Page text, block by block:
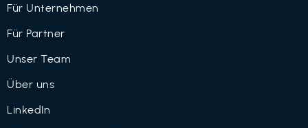
Für Unternehmen
Für Partner
Unser Team
Über uns
LinkedIn